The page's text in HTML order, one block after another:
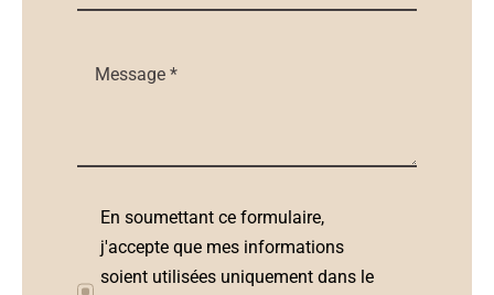
En soumettant ce formulaire,
j'accepte que mes informations
soient utilisées uniquement dans le